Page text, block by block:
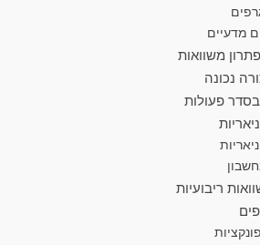
מדעיים
משוואות
נכונה
פעולות
ריבועיות